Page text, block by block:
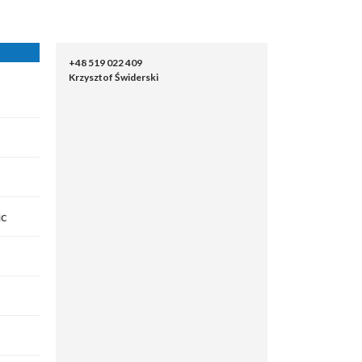
+48 519 022 409
Krzysztof Świderski